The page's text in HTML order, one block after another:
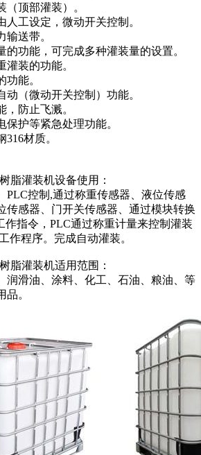
顶部灌装）。
工设定，微动开关控制。
送带。
的功能，可完成多种灌装量的设置。
装的功能。
能。
（微动开关控制）功能。
防止飞溅。
护等紧急处理功能。
材质。
脂灌装机设备使用：
PLC控制,通过称重传感器、液位传感
传感器、门开关传感器、通过模块转换
作指令，PLC通过称重计量来控制灌装
作程序。完成自动灌装。
脂灌装机适用范围：
润滑油、涂料、化工、石油、粮油、等
。